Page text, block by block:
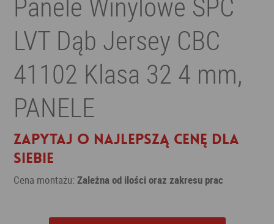
LVT Dąb Jersey CBC
41102 Klasa 32 4 mm,
PANELE
Zapytaj o najlepszą cenę dla
siebie
Cena montażu:Zależna od ilości oraz zakresu prac